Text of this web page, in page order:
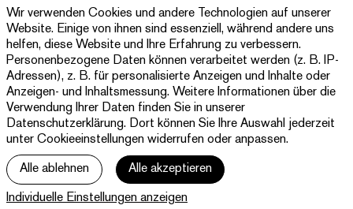
Theater
Paderborn
Westfälische
Kammerspiele
Programm & Tickets
Abos
jott
Ihr Besuch
Wir verwenden Cookies und andere Technologien auf unserer
Website. Einige von ihnen sind essenziell, während andere uns
helfen, diese Website und Ihre Erfahrung zu verbessern.
Personenbezogene Daten können verarbeitet werden (z. B. IP-
Adressen), z. B. für personalisierte Anzeigen und Inhalte oder
Anzeigen- und Inhaltsmessung. Weitere Informationen über die
Verwendung Ihrer Daten finden Sie in unserer
Datenschutzerklärung. Dort können Sie Ihre Auswahl jederzeit
unter Cookieeinstellungen widerrufen oder anpassen.
Alle ablehnen Alle akzeptieren
Individuelle Einstellungen anzeigen